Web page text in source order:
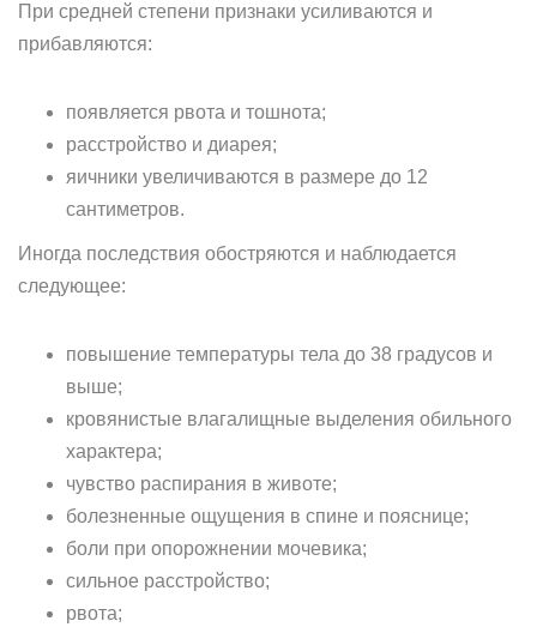
При средней степени признаки усиливаются и
прибавляются:
появляется рвота и тошнота;
расстройство и диарея;
яичники увеличиваются в размере до 12
сантиметров.
Иногда последствия обостряются и наблюдается
следующее:
повышение температуры тела до 38 градусов и
выше;
кровянистые влагалищные выделения обильного
характера;
чувство распирания в животе;
болезненные ощущения в спине и пояснице;
боли при опорожнении мочевика;
сильное расстройство;
рвота;